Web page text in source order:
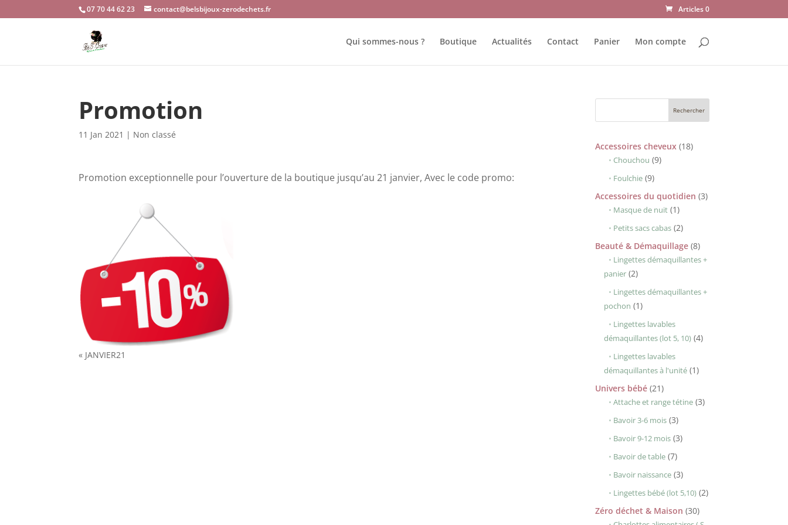
07 70 44 62 23 contact@belsbijoux-zerodechets.fr Articles 0
Qui sommes-nous ? Boutique Actualités Contact Panier Mon compte
Promotion
11 Jan 2021 | Non classé
Promotion exceptionnelle pour l’ouverture de la boutique jusqu’au 21 janvier, Avec le code promo:
« JANVIER21
Accessoires cheveux 1818
Chouchou 99
Foulchie 99
produits
Accessoires du quotidien 33
Masque de nuit 11
produit
Petits sacs cabas 22
produits
Beauté & Démaquillage 88
produits
Lingettes démaquillantes +
panier 22
produits
Lingettes démaquillantes +
pochon 11
produit
Lingettes lavables
démaquillantes (lot 5, 10) 44
Lingettes lavables
démaquillantes à l'unité 11
Univers bébé 2121
produits
Attache et range tétine 33
Bavoir 3-6 mois 33
produits
Bavoir 9-12 mois 33
Bavoir de table 77
produits
Bavoir naissance 33
produits
Lingettes bébé (lot 5,10) 22
Zéro déchet & Maison 3030